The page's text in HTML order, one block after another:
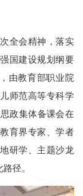
全会精神，落实
国建设规划纲要
由教育部职业院
师范高等专科学
政集体备课会在
育界专家、学者
研学、主题沙龙
径。